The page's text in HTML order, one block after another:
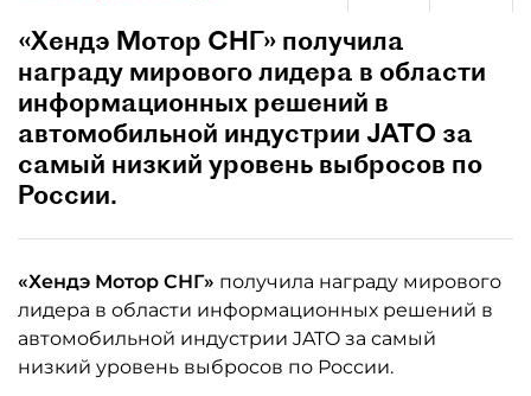
«Хендэ Мотор СНГ» получила
награду мирового лидера в области
информационных решений в
автомобильной индустрии JATO за
самый низкий уровень выбросов по
России.
«Хендэ Мотор СНГ» получила награду мирового
лидера в области информационных решений в
автомобильной индустрии JATO за самый
низкий уровень выбросов по России.